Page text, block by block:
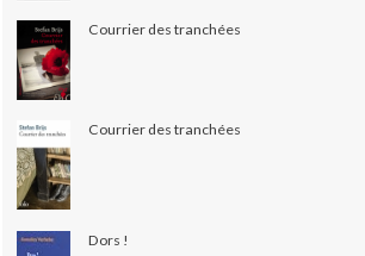
Courrier des tranchées
Courrier des tranchées
Dors !